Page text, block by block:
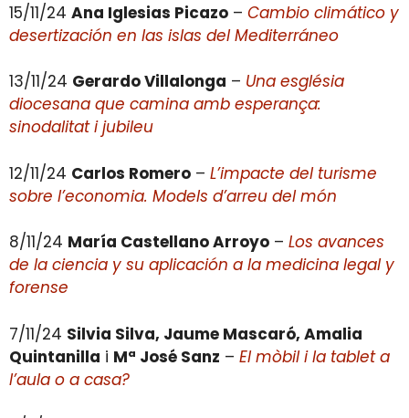
15/11/24 Ana Iglesias Picazo – Cambio climático y
desertización en las islas del Mediterráneo
13/11/24 Gerardo Villalonga – Una església
diocesana que camina amb esperança:
sinodalitat i jubileu
12/11/24 Carlos Romero – L’impacte del turisme
sobre l’economia. Models d’arreu del món
8/11/24 María Castellano Arroyo – Los avances
de la ciencia y su aplicación a la medicina legal y
forense
7/11/24 Silvia Silva, Jaume Mascaró, Amalia
Quintanilla i Mª José Sanz – El mòbil i la tablet a
l’aula o a casa?